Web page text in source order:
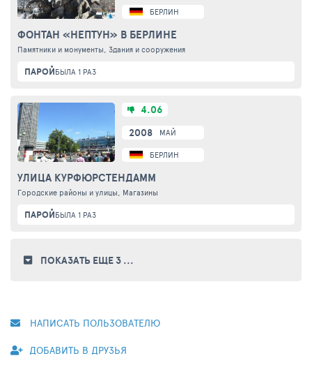
БЕРЛИН
ФОНТАН «НЕПТУН» В БЕРЛИНЕ
Памятники и монументы, Здания и сооружения
ПАРОЙБЫЛА 1 РАЗ
2008 МАЙ
БЕРЛИН
УЛИЦА КУРФЮРСТЕНДАММ
Городские районы и улицы, Магазины
4.06
ПАРОЙБЫЛА 1 РАЗ
ПОКАЗАТЬ ЕЩЕ 3 ...
НАПИСАТЬ ПОЛЬЗОВАТЕЛЮ
ДОБАВИТЬ В ДРУЗЬЯ